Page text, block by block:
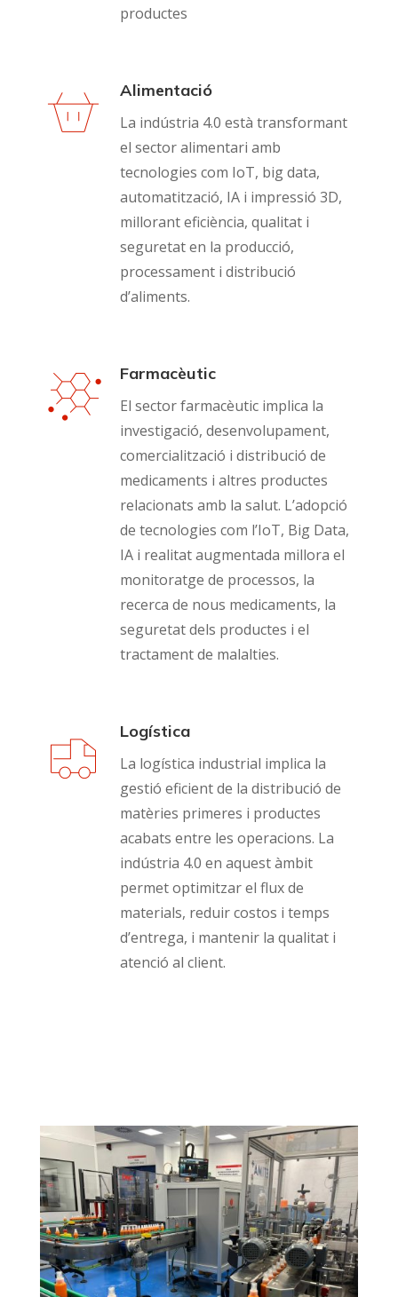
productes
Alimentació
La indústria 4.0 està transformant
el sector alimentari amb
tecnologies com IoT, big data,
automatització, IA i impressió 3D,
millorant eficiència, qualitat i
seguretat en la producció,
processament i distribució
d’aliments.
Farmacèutic
El sector farmacèutic implica la
investigació, desenvolupament,
comercialització i distribució de
medicaments i altres productes
relacionats amb la salut. L’adopció
de tecnologies com l’IoT, Big Data,
IA i realitat augmentada millora el
monitoratge de processos, la
recerca de nous medicaments, la
seguretat dels productes i el
tractament de malalties.
Logística
La logística industrial implica la
gestió eficient de la distribució de
matèries primeres i productes
acabats entre les operacions. La
indústria 4.0 en aquest àmbit
permet optimitzar el flux de
materials, reduir costos i temps
d’entrega, i mantenir la qualitat i
atenció al client.